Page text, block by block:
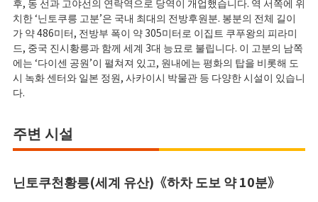
후, 동 선과 고야선의 연락역으로 당역이 개업했습니다. 역 서쪽에 위
치한 ‘닌토쿠릉 고분’은 국내 최대의 전방후원분. 봉분의 전체 길이
가 약 486미터, 전방부 폭이 약 305미터로 이집트 쿠푸왕의 피라미
드, 중국 진시황릉과 함께 세계 3대 능묘로 불립니다. 이 고분의 남쪽
에는 ‘다이센 공원’이 펼쳐져 있고, 원내에는 평화의 탑을 비롯해 도
시 녹화 센터와 일본 정원, 사카이시 박물관 등 다양한 시설이 있습니
다.
주변 시설
닌토쿠천황릉(세계 유산)《하차 도보 약 10분》